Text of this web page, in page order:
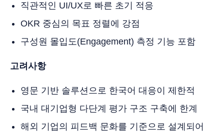
직관적인 UI/UX로 빠른 초기 적응
OKR 중심의 목표 정렬에 강점
구성원 몰입도(Engagement) 측정 기능 포함
고려사항
영문 기반 솔루션으로 한국어 대응이 제한적
국내 대기업형 다단계 평가 구조 구축에 한계
해외 기업의 피드백 문화를 기준으로 설계되어